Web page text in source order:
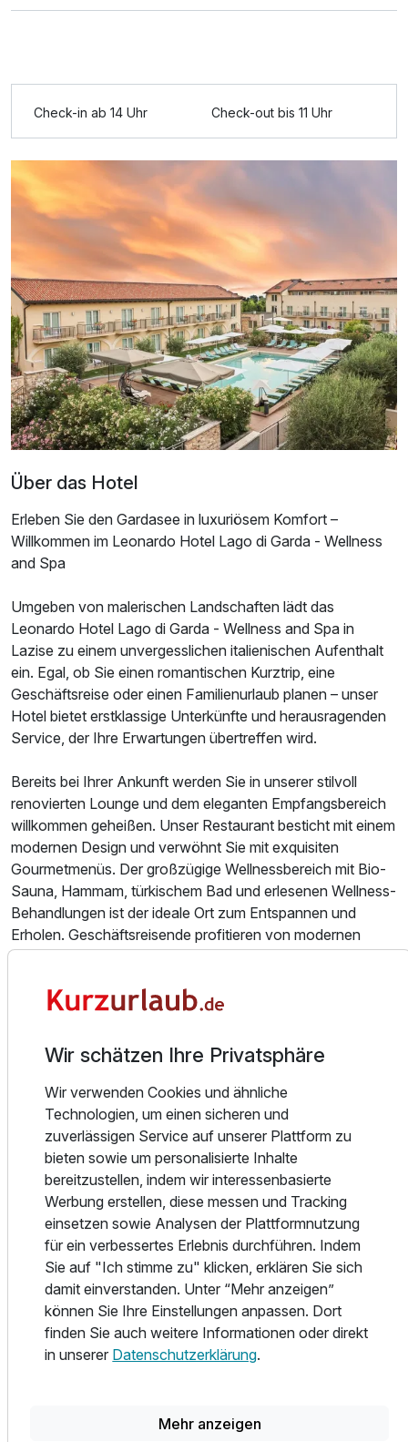
Check-in ab 14 Uhr Check-out bis 11 Uhr
Über das Hotel
Erleben Sie den Gardasee in luxuriösem Komfort –
Willkommen im Leonardo Hotel Lago di Garda - Wellness
and Spa
Umgeben von malerischen Landschaften lädt das
Leonardo Hotel Lago di Garda - Wellness and Spa in
Lazise zu einem unvergesslichen italienischen Aufenthalt
ein. Egal, ob Sie einen romantischen Kurztrip, eine
Geschäftsreise oder einen Familienurlaub planen – unser
Hotel bietet erstklassige Unterkünfte und herausragenden
Service, der Ihre Erwartungen übertreffen wird.
Bereits bei Ihrer Ankunft werden Sie in unserer stilvoll
renovierten Lounge und dem eleganten Empfangsbereich
willkommen geheißen. Unser Restaurant besticht mit einem
modernen Design und verwöhnt Sie mit exquisiten
Gourmetmenüs. Der großzügige Wellnessbereich mit Bio-
Sauna, Hammam, türkischem Bad und erlesenen Wellness-
Behandlungen ist der ideale Ort zum Entspannen und
Erholen. Geschäftsreisende profitieren von modernen
Tagungs- und Veranstaltungsräumen mit Tageslicht sowie
luxuriösen Aufenthalt stehen unsere stilvollen Suiten mit
Unser Hotel liegt idyllisch in Lazise, am Südufer des
Gardasees, und bietet eine hervorragende Ausgangslage
für Erkundungstouren. Entdecken Sie charmante Altstädte,
historische Sehenswürdigkeiten oder spannende
Freizeitparks in der Umgebung. Mit einem vielfältigen
Angebot an Aktivitäten und Annehmlichkeiten ist hier alles
für einen unvergesslichen Aufenthalt am Gardasee
geboten.
Unsere eleganten Zimmer und Suiten bieten höchsten
Komfort und eine stilvolle Atmosphäre. Wählen Sie aus
gemütlichen Zweibettzimmern, geräumigen Familiensuiten
oder exklusiven Unterkünften mit Whirlpool für einen
besonders entspannten Aufenthalt. Jedes Zimmer verfügt
Klimaanlage, um Ihren Aufenthalt so angenehm wie
Wir schätzen Ihre Privatsphäre
Wir verwenden Cookies und ähnliche
Technologien, um einen sicheren und
zuverlässigen Service auf unserer Plattform zu
bieten sowie um personalisierte Inhalte
bereitzustellen, indem wir interessenbasierte
Werbung erstellen, diese messen und Tracking
einsetzen sowie Analysen der Plattformnutzung
für ein verbessertes Erlebnis durchführen. Indem
Sie auf "Ich stimme zu" klicken, erklären Sie sich
damit einverstanden. Unter “Mehr anzeigen”
können Sie Ihre Einstellungen anpassen. Dort
finden Sie auch weitere Informationen oder direkt
in unserer Datenschutzerklärung.
Mehr anzeigen